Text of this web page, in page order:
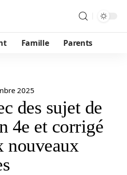
Famille Parents
2025
des sujet de
4e et corrigé
nouveaux